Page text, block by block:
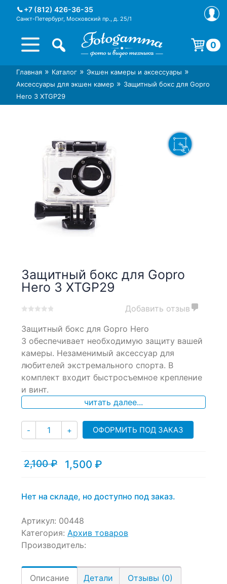
+7 (812) 426-36-35
Санкт-Петербург, Московский пр., д. 25/1
Интернет-магазин фототехники
Foto-Gamma в СПб
Магазин фотоаксессуаров foto-
gamma.ru
0
Корзина пуста.
Главная » Каталог » Экшен камеры и аксессуары »
Аксессуары для экшен камер » Защитный бокс для Gopro
Hero 3 XTGP29
Защитный бокс для Gopro
Hero 3 XTGP29
out
of
on
customer
ratings
Добавить отзыв
Защитный бокс для Gopro Hero
3 обеспечивает необходимую защиту вашей
камеры. Незаменимый аксессуар для
любителей экстремального спорта. В
комплект входит быстросъемное крепление
и винт.
читать далее...
- Количество
+ ОФОРМИТЬ ПОД ЗАКАЗ
2,100₽
Первоначальная
2,100 ₽.
1,500 ₽
Текущая
Нет на складе, но доступно под заказ.
Артикул: 00448
Категория: Архив товаров
Производитель:
Описание Детали Отзывы (0)